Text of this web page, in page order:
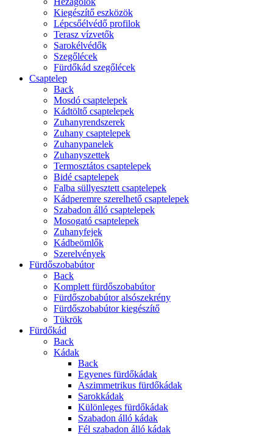
Kiegészítő eszközök
Lépcsőélvédő profilok
Terasz vízvetők
Sarokélvédők
Szegőlécek
Fürdőkád szegőlécek
Csaptelep
Back
Mosdó csaptelepek
Kádtöltő csaptelepek
Zuhanyrendszerek
Zuhany csaptelepek
Zuhanypanelek
Zuhanyszettek
Termosztátos csaptelepek
Bidé csaptelepek
Falba süllyesztett csaptelepek
Kádperemre szerelhető csaptelepek
Szabadon álló csaptelepek
Mosogató csaptelepek
Zuhanyfejek
Kádbeömlők
Szerelvények
Fürdőszobabútor
Back
Komplett fürdőszobabútor
Fürdőszobabútor alsószekrény
Fürdőszobabútor kiegészítő
Tükrök
Fürdőkád
Back
Kádak
Back
Egyenes fürdőkádak
Aszimmetrikus fürdőkádak
Sarokkádak
Különleges fürdőkádak
Szabadon álló kádak
Fél szabadon álló kádak